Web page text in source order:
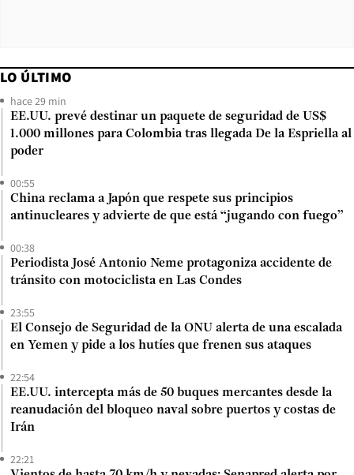
LO ÚLTIMO
hace 29 min
EE.UU. prevé destinar un paquete de seguridad de US$
1.000 millones para Colombia tras llegada De la Espriella al
poder
00:55
China reclama a Japón que respete sus principios
antinucleares y advierte de que está “jugando con fuego”
00:38
Periodista José Antonio Neme protagoniza accidente de
tránsito con motociclista en Las Condes
23:55
El Consejo de Seguridad de la ONU alerta de una escalada
en Yemen y pide a los hutíes que frenen sus ataques
22:54
EE.UU. intercepta más de 50 buques mercantes desde la
reanudación del bloqueo naval sobre puertos y costas de
Irán
22:21